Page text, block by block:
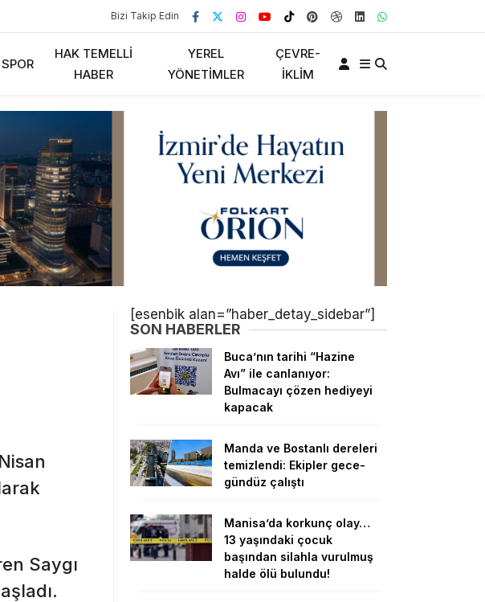
Bizi Takip Edin
SPOR
HAK TEMELLI
HABER
YEREL
YÖNETIMLER
ÇEVRE-
İKLIM
Saygı
[esenbik alan=”haber_detay_sidebar”]
SON HABERLER
Buca’nın tarihi “Hazine
Avı” ile canlanıyor:
Bulmacayı çözen hediyeyi
kapacak
Manda ve Bostanlı dereleri
temizlendi: Ekipler gece-
gündüz çalıştı
Manisa’da korkunç olay…
13 yaşındaki çocuk
başından silahla vurulmuş
halde ölü bulundu!